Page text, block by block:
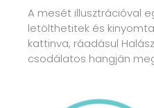
A mesét illusztrációval
letölthetitek és
kattinva, ráadásul
csodálatos hangján